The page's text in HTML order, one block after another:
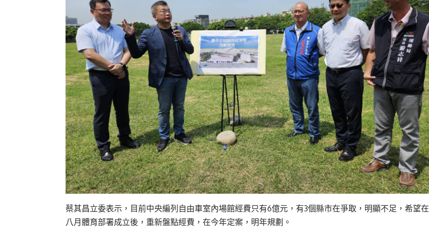
蔡其昌立委表示，目前中央編列自由車室內場館經費只有6億元，有3個縣市在爭取，明顯不足，希望在
八月體育部署成立後，重新盤點經費，在今年定案，明年規劃。